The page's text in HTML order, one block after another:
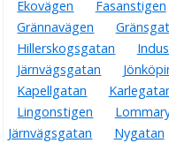
Ekovägen
Fasanstigen
Grännavägen
Hillerskogsgatan
Järnvägsgatan
Kapellgatan
Lingonstigen
Järnvägsgatan
Nygatan